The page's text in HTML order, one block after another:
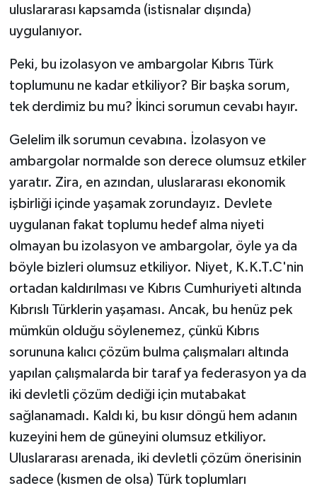
uluslararası kapsamda (istisnalar dışında)
uygulanıyor.
Peki, bu izolasyon ve ambargolar Kıbrıs Türk
toplumunu ne kadar etkiliyor? Bir başka sorum,
tek derdimiz bu mu? İkinci sorumun cevabı hayır.
Gelelim ilk sorumun cevabına. İzolasyon ve
ambargolar normalde son derece olumsuz etkiler
yaratır. Zira, en azından, uluslararası ekonomik
işbirliği içinde yaşamak zorundayız. Devlete
uygulanan fakat toplumu hedef alma niyeti
olmayan bu izolasyon ve ambargolar, öyle ya da
böyle bizleri olumsuz etkiliyor. Niyet, K.K.T.C'nin
ortadan kaldırılması ve Kıbrıs Cumhuriyeti altında
Kıbrıslı Türklerin yaşaması. Ancak, bu henüz pek
mümkün olduğu söylenemez, çünkü Kıbrıs
sorununa kalıcı çözüm bulma çalışmaları altında
yapılan çalışmalarda bir taraf ya federasyon ya da
iki devletli çözüm dediği için mutabakat
sağlanamadı. Kaldı ki, bu kısır döngü hem adanın
kuzeyini hem de güneyini olumsuz etkiliyor.
Uluslararası arenada, iki devletli çözüm önerisinin
sadece (kısmen de olsa) Türk toplumları